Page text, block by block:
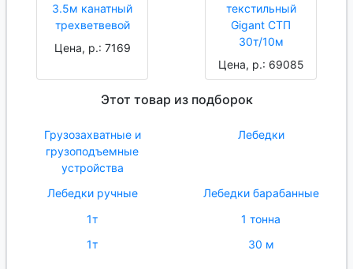
3.5м канатный
трехветвевой
Цена, р.: 7169
текстильный
Gigant СТП
30т/10м
Цена, р.: 69085
Этот товар из подборок
Грузозахватные и
грузоподъемные
устройства
Лебедки
Лебедки ручные
Лебедки барабанные
1т
1 тонна
1т
30 м